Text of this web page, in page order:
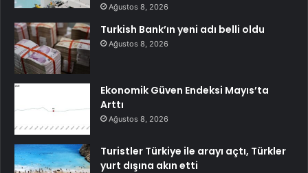
Ağustos 8, 2026
Turkish Bank’ın yeni adı belli oldu
Ağustos 8, 2026
Ekonomik Güven Endeksi Mayıs’ta
Arttı
Ağustos 8, 2026
Turistler Türkiye ile arayı açtı, Türkler
yurt dışına akın etti